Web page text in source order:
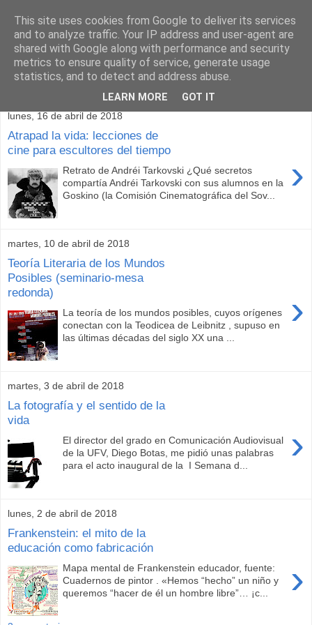
lunes, 16 de abril de 2018
Atrapad la vida: lecciones de
cine para escultores del tiempo
›
Retrato de Andréi Tarkovski ¿Qué secretos
compartía Andréi Tarkovski con sus alumnos en la
Goskino (la Comisión Cinematográfica del Sov...
martes, 10 de abril de 2018
Teoría Literaria de los Mundos
Posibles (seminario-mesa
redonda)
›
La teoría de los mundos posibles, cuyos orígenes
conectan con la Teodicea de Leibnitz , supuso en
las últimas décadas del siglo XX una ...
martes, 3 de abril de 2018
La fotografía y el sentido de la
vida
›
El director del grado en Comunicación Audiovisual
de la UFV, Diego Botas, me pidió unas palabras
para el acto inaugural de la I Semana d...
lunes, 2 de abril de 2018
Frankenstein: el mito de la
educación como fabricación
›
Mapa mental de Frankenstein educador, fuente:
Cuadernos de pintor . «Hemos “hecho” un niño y
queremos “hacer de él un hombre libre”… ¡c...
This site uses cookies from Google to deliver its services
and to analyze traffic. Your IP address and user-agent are
shared with Google along with performance and security
metrics to ensure quality of service, generate usage
statistics, and to detect and address abuse.
LEARN MORE GOT IT